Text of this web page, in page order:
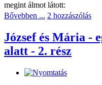
megint álmot látott:
Bővebben ... 2 hozzászólás
József és Mária -
alatt - 2. rész